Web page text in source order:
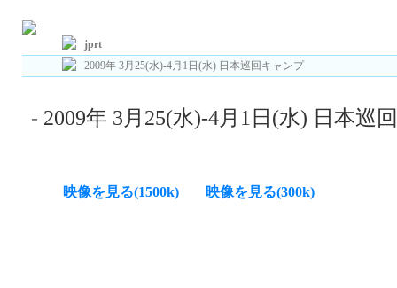
jprt
2009年 3月25(水)-4月1日(水) 日本巡回キャンプ
- 2009年 3月25(水)-4月1日(水) 日本巡
映像を見る(1500k) 映像を見る(300k)